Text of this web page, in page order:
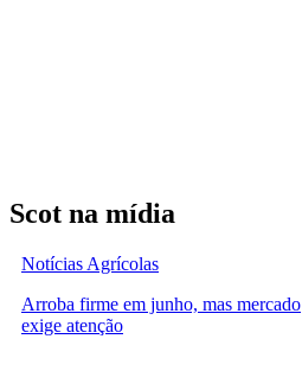
Scot na mídia
Notícias Agrícolas
Arroba firme em junho, mas mercado
exige atenção